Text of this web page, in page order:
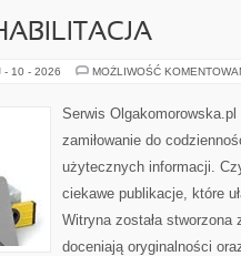
- 10 - 2026 MOŻLIWOŚĆ
Serwis
zamiłowanie do
użytecznych informacji.
ciekawe publikacje, które
Witryna została
doceniają oryginalności